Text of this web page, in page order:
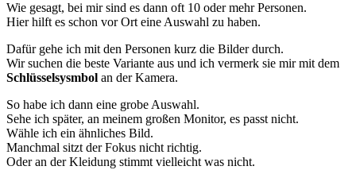
Wie gesagt, bei mir sind es dann oft 10 oder mehr Personen.
Hier hilft es schon vor Ort eine Auswahl zu haben.
Dafür gehe ich mit den Personen kurz die Bilder durch.
Wir suchen die beste Variante aus und ich vermerk sie mir mit dem
Schlüsselsysmbol an der Kamera.
So habe ich dann eine grobe Auswahl.
Sehe ich später, an meinem großen Monitor, es passt nicht.
Wähle ich ein ähnliches Bild.
Manchmal sitzt der Fokus nicht richtig.
Oder an der Kleidung stimmt vielleicht was nicht.